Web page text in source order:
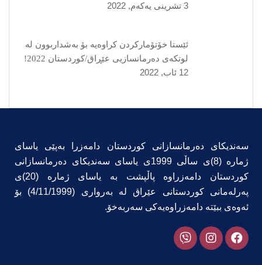
3 تشرینی یه‌كه‌م, 2022
ئێستا خۆتۆمارکردن کراوەیە بۆ بەشداربوون لە
لوتکەی دەرمانسازیی عێڕاق/کوردستان 2022!
12 ئاب, 2022
سەندیکای دەرمانسازانی کوردستان دامەزرا بەپێی یاسای
ژمارە (8)ی ساڵی 1999ی یاسای سەندیکای دەرمانسازانی
کوردستان دامەزراوە پاڵپشت بە یاسای ژمارە (20)ی
پەرلەمانی کوردستانی عێراق لە بەرواری (4/11/1999) بۆ
ئەوەی ببێتە دامەزراوەیەکی سەربەخۆ.